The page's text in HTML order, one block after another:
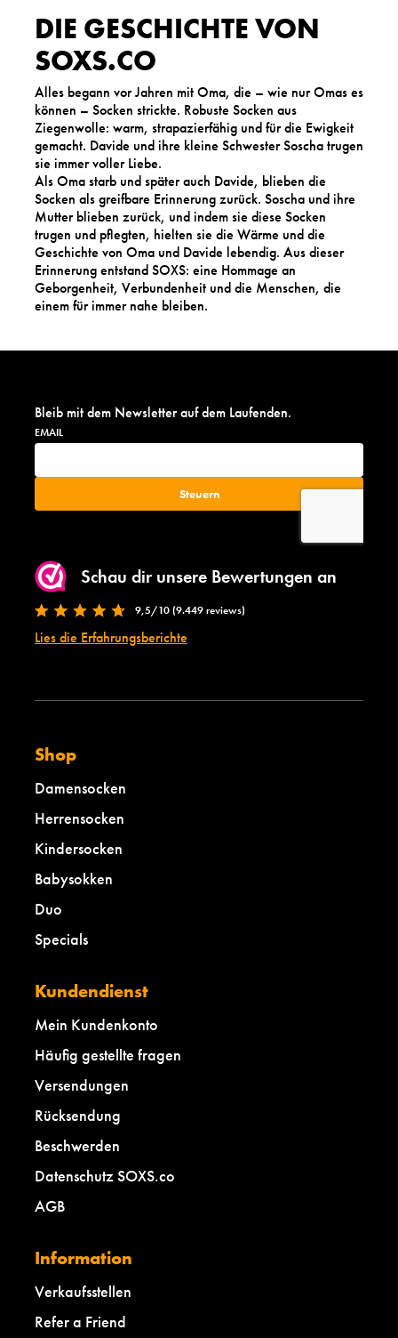
DIE GESCHICHTE VON
SOXS.CO
Alles begann vor Jahren mit Oma, die – wie nur Omas es
können – Socken strickte. Robuste Socken aus
Ziegenwolle: warm, strapazierfähig und für die Ewigkeit
gemacht. Davide und ihre kleine Schwester Soscha trugen
sie immer voller Liebe.
Als Oma starb und später auch Davide, blieben die
Socken als greifbare Erinnerung zurück. Soscha und ihre
Mutter blieben zurück, und indem sie diese Socken
trugen und pflegten, hielten sie die Wärme und die
Geschichte von Oma und Davide lebendig. Aus dieser
Erinnerung entstand SOXS: eine Hommage an
Geborgenheit, Verbundenheit und die Menschen, die
einem für immer nahe bleiben.
Bleib mit dem Newsletter auf dem Laufenden.
Schau dir unsere Bewertungen an
9,5/10 (9.449 reviews)
Lies die Erfahrungsberichte
Shop
Damensocken
Herrensocken
Kindersocken
Babysokken
Duo
Specials
Kundendienst
Mein Kundenkonto
Häufig gestellte fragen
Versendungen
Rücksendung
Beschwerden
Datenschutz SOXS.co
AGB
Information
Verkaufsstellen
Refer a Friend